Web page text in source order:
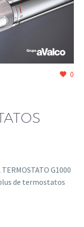
0
G1000
plus de termostatos